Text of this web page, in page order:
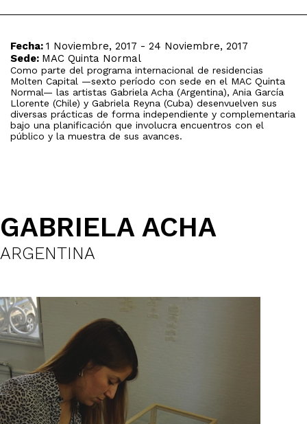
Fecha: 1 Noviembre, 2017 - 24 Noviembre, 2017
Sede: MAC Quinta Normal
Como parte del programa internacional de residencias
Molten Capital —sexto período con sede en el MAC Quinta
Normal— las artistas Gabriela Acha (Argentina), Ania García
Llorente (Chile) y Gabriela Reyna (Cuba) desenvuelven sus
diversas prácticas de forma independiente y complementaria
bajo una planificación que involucra encuentros con el
público y la muestra de sus avances.
GABRIELA ACHA
ARGENTINA